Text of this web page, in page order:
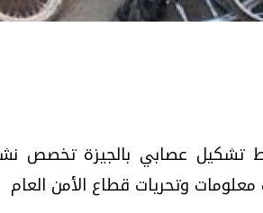
تشكيل عصابي بالجيزة تخصص
معلومات وتحريات قطاع الأمن العام